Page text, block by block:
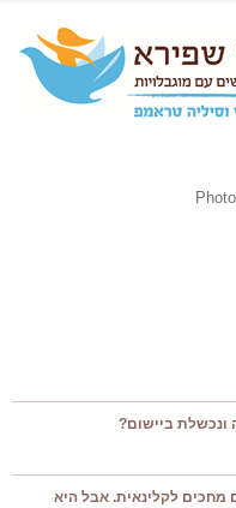
ונכשלת ביישום?
מחכים לקלינאית. אבל היא